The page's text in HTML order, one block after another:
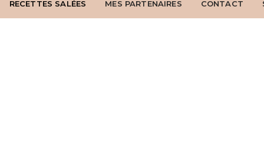
RECETTES SALÉES MES PARTENAIRES CONTACT